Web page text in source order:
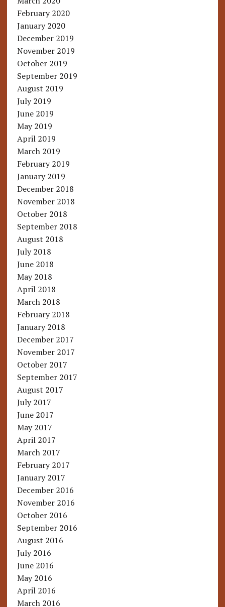
February 2020
January 2020
December 2019
November 2019
October 2019
September 2019
August 2019
July 2019
June 2019
May 2019
April 2019
March 2019
February 2019
January 2019
December 2018
November 2018
October 2018
September 2018
August 2018
July 2018
June 2018
May 2018
April 2018
March 2018
February 2018
January 2018
December 2017
November 2017
October 2017
September 2017
August 2017
July 2017
June 2017
May 2017
April 2017
March 2017
February 2017
January 2017
December 2016
November 2016
October 2016
September 2016
August 2016
July 2016
June 2016
May 2016
April 2016
March 2016